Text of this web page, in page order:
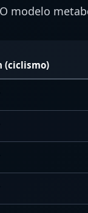
modelo
(ciclismo)